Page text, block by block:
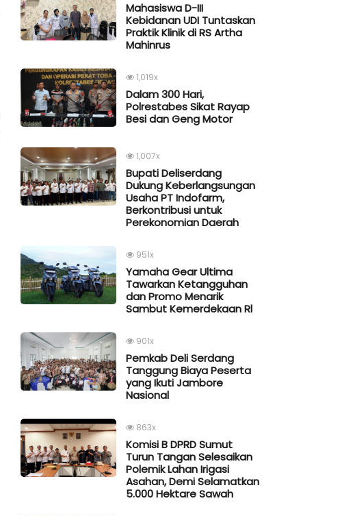
Mahasiswa D-III
Kebidanan UDI Tuntaskan
Praktik Klinik di RS Artha
Mahinrus
1,019x
Dalam 300 Hari,
Polrestabes Sikat Rayap
Besi dan Geng Motor
1,007x
Bupati Deliserdang
Dukung Keberlangsungan
Usaha PT Indofarm,
Berkontribusi untuk
Perekonomian Daerah
951x
Yamaha Gear Ultima
Tawarkan Ketangguhan
dan Promo Menarik
Sambut Kemerdekaan Rl
901x
Pemkab Deli Serdang
Tanggung Biaya Peserta
yang Ikuti Jambore
Nasional
863x
Komisi B DPRD Sumut
Turun Tangan Selesaikan
Polemik Lahan Irigasi
Asahan, Demi Selamatkan
5.000 Hektare Sawah